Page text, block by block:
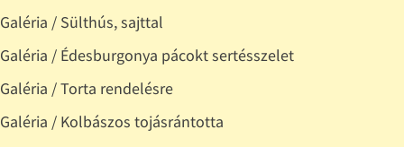
Galéria / Sülthús, sajttal
Galéria / Édesburgonya pácokt sertésszelet
Galéria / Torta rendelésre
Galéria / Kolbászos tojásrántotta